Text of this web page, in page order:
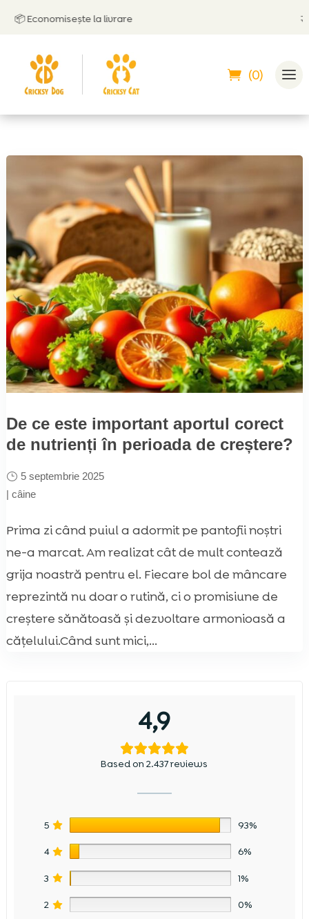
Economisește la livrare
(0)
De ce este important aportul corect
de nutrienți în perioada de creștere?
5 septembrie 2025
| câine
Prima zi când puiul a adormit pe pantofii noștri
ne-a marcat. Am realizat cât de mult contează
grija noastră pentru el. Fiecare bol de mâncare
reprezintă nu doar o rutină, ci o promisiune de
creștere sănătoasă și dezvoltare armonioasă a
cățelului.Când sunt mici,...
4,9
Based on 2.437 reviews
5 93%
4 6%
3 1%
2 0%